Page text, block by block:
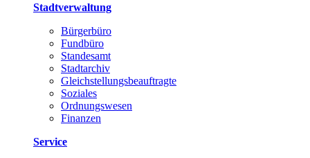
Stadtverwaltung
Bürgerbüro
Fundbüro
Standesamt
Stadtarchiv
Gleichstellungsbeauftragte
Soziales
Ordnungswesen
Finanzen
Service